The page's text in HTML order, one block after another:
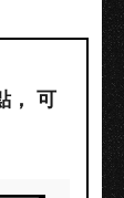
，​ 可